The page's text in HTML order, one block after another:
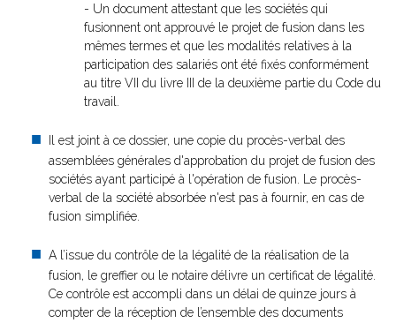
- Un document attestant que les sociétés qui
fusionnent ont approuvé le projet de fusion dans les
mêmes termes et que les modalités relatives à la
participation des salariés ont été fixés conformément
au titre VII du livre III de la deuxième partie du Code du
travail.
Il est joint à ce dossier, une copie du procès-verbal des
assemblées générales d'approbation du projet de fusion des
sociétés ayant participé à l'opération de fusion. Le procès-
verbal de la société absorbée n'est pas à fournir, en cas de
fusion simplifiée.
A l’issue du contrôle de la légalité de la réalisation de la
fusion, le greffier ou le notaire délivre un certificat de légalité.
Ce contrôle est accompli dans un délai de quinze jours à
compter de la réception de l’ensemble des documents